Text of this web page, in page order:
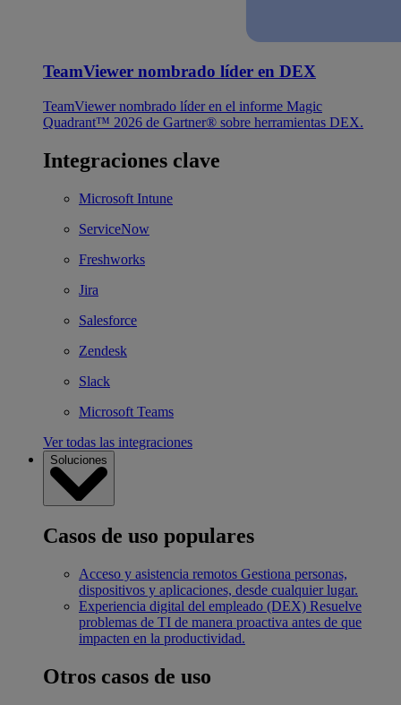
TeamViewer nombrado líder en DEX
TeamViewer nombrado líder en el informe Magic
Quadrant™ 2026 de Gartner® sobre herramientas DEX.
Integraciones clave
Microsoft Intune
ServiceNow
Freshworks
Jira
Salesforce
Zendesk
Slack
Microsoft Teams
Ver todas las integraciones
Soluciones
Casos de uso populares
Acceso y asistencia remotos Gestiona personas,
dispositivos y aplicaciones, desde cualquier lugar.
Experiencia digital del empleado (DEX) Resuelve
problemas de TI de manera proactiva antes de que
impacten en la productividad.
Otros casos de uso